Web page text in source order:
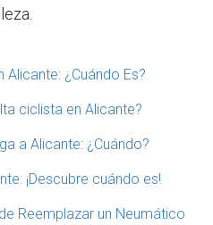
Alicante: ¿Cuándo Es?
ciclista en Alicante?
a Alicante: ¿Cuándo?
¡Descubre cuándo es!
Reemplazar un Neumático